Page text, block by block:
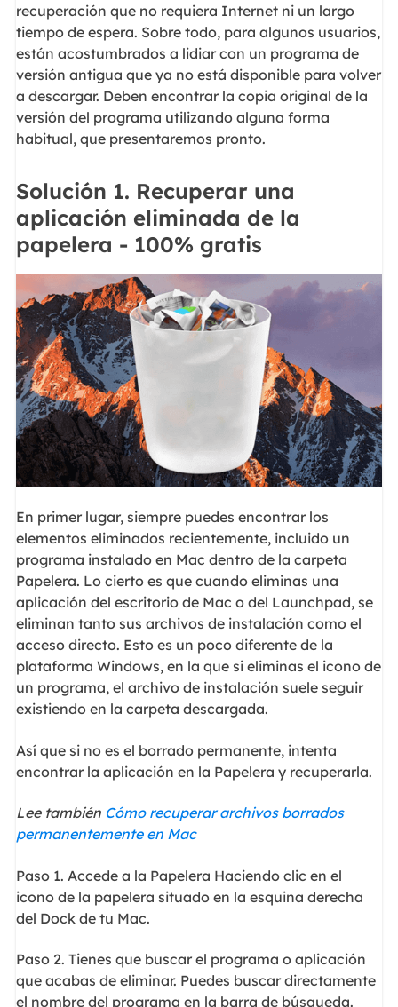
recuperación que no requiera Internet ni un largo
tiempo de espera. Sobre todo, para algunos usuarios,
están acostumbrados a lidiar con un programa de
versión antigua que ya no está disponible para volver
a descargar. Deben encontrar la copia original de la
versión del programa utilizando alguna forma
habitual, que presentaremos pronto.
Solución 1. Recuperar una
aplicación eliminada de la
papelera - 100% gratis
En primer lugar, siempre puedes encontrar los
elementos eliminados recientemente, incluido un
programa instalado en Mac dentro de la carpeta
Papelera. Lo cierto es que cuando eliminas una
aplicación del escritorio de Mac o del Launchpad, se
eliminan tanto sus archivos de instalación como el
acceso directo. Esto es un poco diferente de la
plataforma Windows, en la que si eliminas el icono de
un programa, el archivo de instalación suele seguir
existiendo en la carpeta descargada.
Así que si no es el borrado permanente, intenta
encontrar la aplicación en la Papelera y recuperarla.
Lee también Cómo recuperar archivos borrados
permanentemente en Mac
Paso 1. Accede a la Papelera Haciendo clic en el
icono de la papelera situado en la esquina derecha
del Dock de tu Mac.
Paso 2. Tienes que buscar el programa o aplicación
que acabas de eliminar. Puedes buscar directamente
el nombre del programa en la barra de búsqueda.